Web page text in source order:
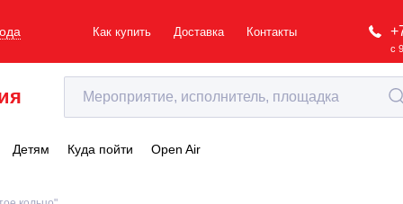
Как купить Доставка Контакты
с
Детям Куда пойти Open Air